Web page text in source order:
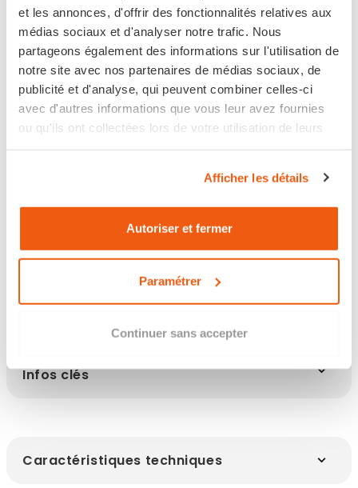
et les annonces, d'offrir des fonctionnalités relatives aux
médias sociaux et d'analyser notre trafic. Nous
partageons également des informations sur l'utilisation de
notre site avec nos partenaires de médias sociaux, de
publicité et d'analyse, qui peuvent combiner celles-ci
avec d'autres informations que vous leur avez fournies
ou qu'ils ont collectées lors de votre utilisation de leurs
Afficher les détails
Autoriser et fermer
Paramétrer
Continuer sans accepter
Disponible
Expédié sous 8 jours ourvés
Retour sous 14 jours
Les points clés
Description
Infos clés
Caractéristiques techniques